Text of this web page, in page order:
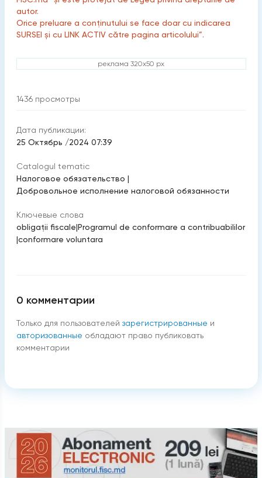
autor.
Orice preluare a conținutului se face doar cu indicarea
SURSEI și cu LINK ACTIV către pagina articolului”.
реклама 320x50 px
1436 просмотры
Дата публикации:
25 Октябрь /2024 07:39
Catalogul tematic
Налоговое обязательство |
Добровольное исполнение налоговой обязанности
Ключевые слова
obligaţii fiscale|Programul de conformare a contribuabililor
|conformare voluntara
0 комментарии
Только для пользователей зарегистрированные и
авторизованные обладают право публиковать
комментарии